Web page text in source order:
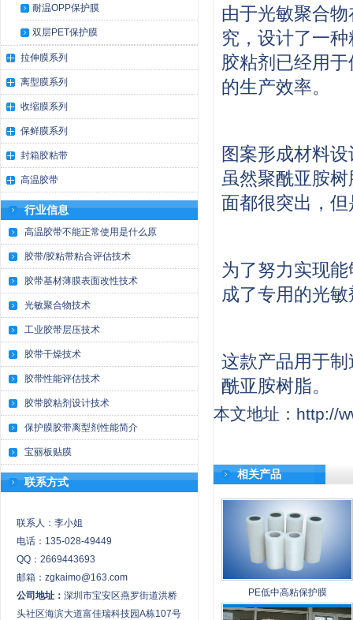
耐温OPP保护膜
双层PET保护膜
拉伸膜系列
离型膜系列
收缩膜系列
保鲜膜系列
封箱胶粘带
高温胶带
行业信息
高温胶带不能正常使用是什么原
胶带/胶粘带粘合评估技术
胶带基材薄膜表面改性技术
光敏聚合物技术
工业胶带层压技术
胶带干燥技术
胶带性能评估技术
胶带胶粘剂设计技术
保护膜胶带离型剂性能简介
宝丽板贴膜
联系方式
联系人：李小姐
电话：135-028-49449
QQ：2669443693
邮箱：zgkaimo@163.com
公司地址： 深圳市宝安区燕罗街道洪桥
头社区海滨大道富佳瑞科技园A栋107号
由于光敏聚合
究，设计了一
胶粘剂已经用
的生产效率。
图案形成材料
虽然聚酰亚胺
面都很突出，
为了努力实现
成了专用的光
这款产品用于
酰亚胺树脂。
本文地址：http://
相关产品
PE低中高粘保护膜